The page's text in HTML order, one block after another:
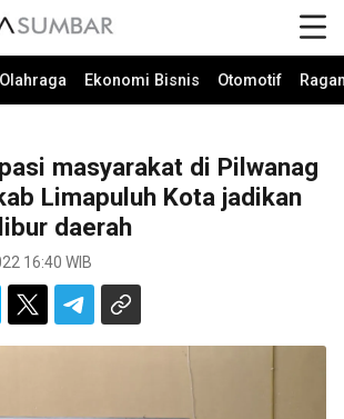
Olahraga Ekonomi Bisnis Otomotif
masyarakat di Pilwanag
Limapuluh Kota jadikan
daerah
16:40 WIB